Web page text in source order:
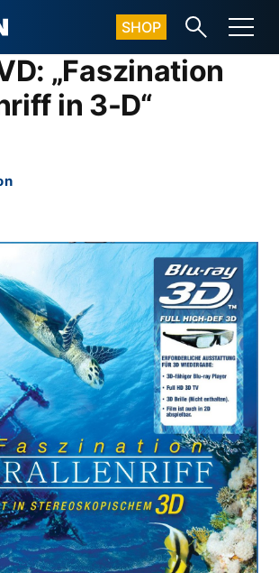
SHOP
„Faszination
in 3-D“